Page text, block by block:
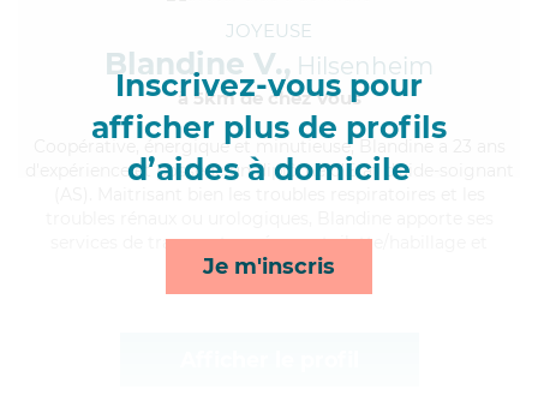
Inscrivez-vous pour
afficher plus de profils
d’aides à domicile
Je m'inscris
JOYEUSE
Blandine V., Hilsenheim
à 5km de chez Vous
, énergique et minutieuse, Blandine a 23 ans
d'expérience et possède un diplôme d'Etat d'aide-soignant
services de transports, ménage, toilette/habillage et
lever/coucher*